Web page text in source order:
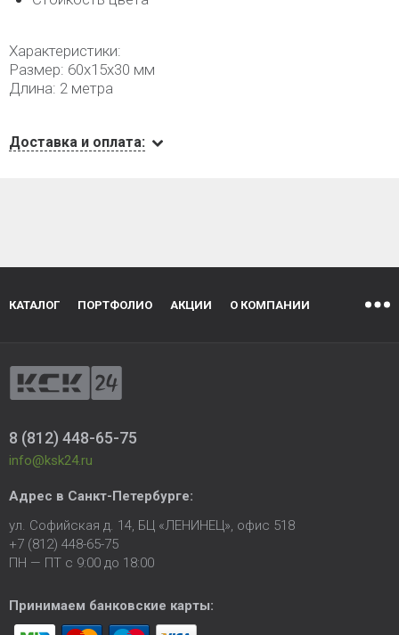
Характеристики:
Размер: 60х15х30 мм
Длина: 2 метра
Доставка и оплата:
КАТАЛОГ ПОРТФОЛИО АКЦИИ О КОМПАНИИ
8 (812) 448-65-75
info@ksk24.ru
Адрес в Санкт-Петербурге:
ул. Софийская д. 14, БЦ «ЛЕНИНЕЦ», офис 518
+7 (812) 448-65-75
ПН — ПТ с 9:00 до 18:00
Принимаем банковские карты: